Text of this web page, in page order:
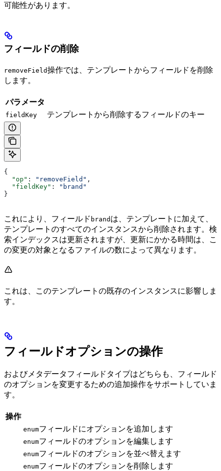
可能性があります。
フィールドの削除
removeField操作では、テンプレートからフィールドを削除
します。
パラメータ
fieldKey テンプレートから削除するフィールドのキー
{
  "op"
: "removeField" ,
  "fieldKey"
:
"brand"
}
これにより、フィールド brand は、テンプレートに加えて、
テンプレートのすべてのインスタンスから削除されます。検
索インデックスは更新されますが、更新にかかる時間は、こ
の変更の対象となるファイルの数によって異なります。
これは、このテンプレートの既存のインスタンスに影響しま
す。
フィールドオプションの操作
およびメタデータフィールドタイプはどちらも、フィールド
のオプションを変更するための追加操作をサポートしていま
す。
操作
enumフィールドにオプションを追加します
enumフィールドのオプションを編集します
enumフィールドのオプションを並べ替えます
enumフィールドのオプションを削除します